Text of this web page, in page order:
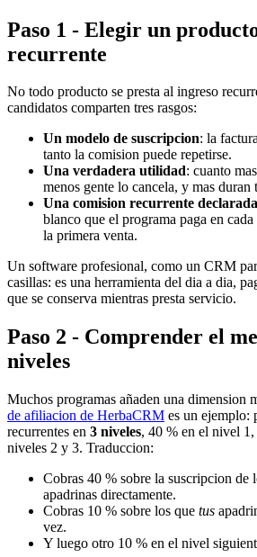
Paso 1 - Elegir un
recurrente
No todo producto se presta al ingreso
candidatos comparten tres rasgos:
Un modelo de suscripcion: la
tanto la comision puede repetirse.
Una verdadera utilidad: cuanto
menos gente lo cancela, y mas duran
Una comision recurrente declarada
blanco que el programa paga en
la primera venta.
Un software profesional, como un CRM
casillas: es una herramienta del dia a dia,
que se conserva mientras presta servicio.
Paso 2 - Comprender el
niveles
Muchos programas añaden una dimension
de afiliacion de HerbaCRM es un ejemplo:
recurrentes en 3 niveles, 40 % en el nivel
niveles 2 y 3. Traduccion:
Cobras 40 % sobre la suscripcion de
apadrinas directamente.
Cobras 10 % sobre los que tus
vez.
Y luego otro 10 % en el nivel